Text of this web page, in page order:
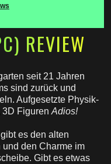
REVIEW
seit 21 Jahren
sind zurück und
Aufgesetzte Physik-
3D Figuren Adios!
es den alten
den Charme im
Gibt es etwas